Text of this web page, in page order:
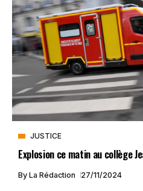
JUSTICE
Explosion ce matin au collège
By La Rédaction 27/11/2024